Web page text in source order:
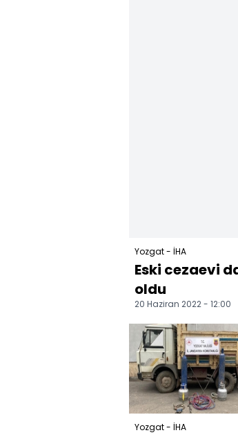
Yozgat - İHA
Eski cezaevi
oldu
20 Haziran 2022 - 12:00
Yozgat - İHA